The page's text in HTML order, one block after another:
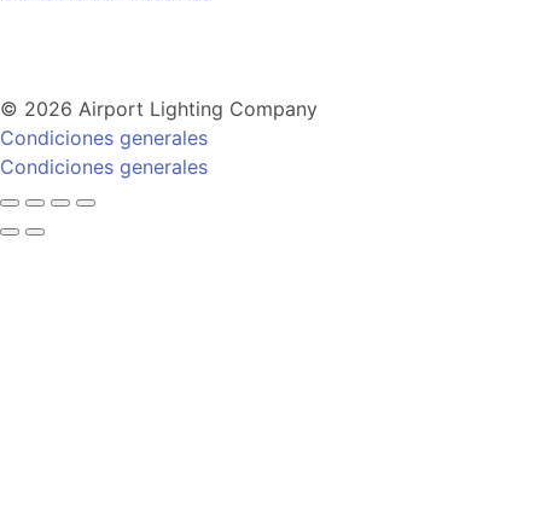
© 2026 Airport Lighting Company
Condiciones generales
Condiciones generales